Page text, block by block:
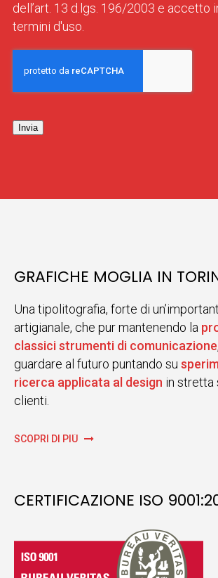
dell’art. 13 d.lgs. 196/2003 e accetto
termini d'uso.
Invia
GRAFICHE MOGLIA IN
Una tipolitografia, forte di
artigianale, che pur mantenendo la
classici strumenti di comunicazione
guardare al futuro puntando su
ricerca applicata al design in stretta
clienti.
SCOPRI DI PIÙ
CERTIFICAZIONE ISO